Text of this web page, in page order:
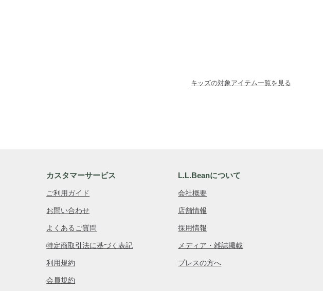
キッズの対象アイテム一覧を見る
カスタマーサービス
ご利用ガイド
お問い合わせ
よくあるご質問
特定商取引法に基づく表記
利用規約
会員規約
L.L.Beanについて
会社概要
店舗情報
採用情報
メディア・雑誌掲載
プレスの方へ